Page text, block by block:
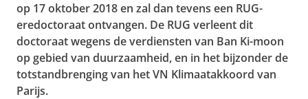
op 17 oktober 2018 en zal dan tevens een RUG-
eredoctoraat ontvangen. De RUG verleent dit
doctoraat wegens de verdiensten van Ban Ki-moon
op gebied van duurzaamheid, en in het bijzonder de
totstandbrenging van het VN Klimaatakkoord van
Parijs.